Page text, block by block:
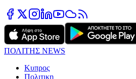
ΠΟΛΙΤΗΣ NEWS
Κυπρος
Πολιτικη